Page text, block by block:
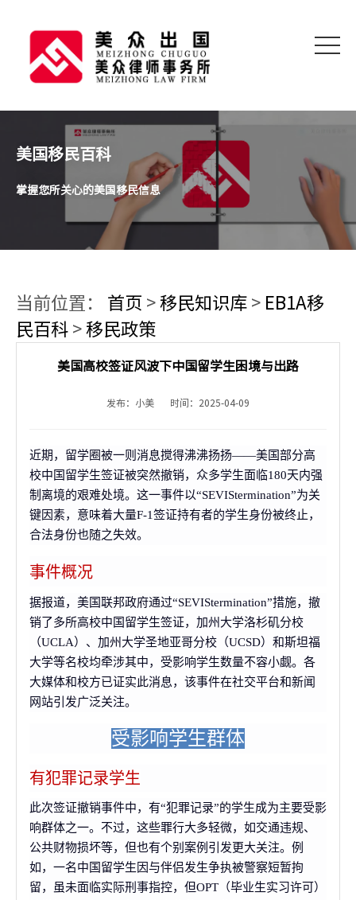
美国移民百科
掌握您所关心的美国移民信息
当前位置： 首页 > 移民知识库 > EB1A移
民百科 > 移民政策
美国高校签证风波下中国留学生困境与出路
发布：小美 时间：2025-04-09
近期，留学圈被一则消息搅得沸沸扬扬——美国部分高
校中国留学生签证被突然撤销，众多学生面临180天内强
制离境的艰难处境。这一事件以“SEVIStermination”为关
键因素，意味着大量F-1签证持有者的学生身份被终止，
合法身份也随之失效。
事件概况
据报道，美国联邦政府通过“SEVIStermination”措施，撤
销了多所高校中国留学生签证，加州大学洛杉矶分校
（UCLA）、加州大学圣地亚哥分校（UCSD）和斯坦福
大学等名校均牵涉其中，受影响学生数量不容小觑。各
大媒体和校方已证实此消息，该事件在社交平台和新闻
网站引发广泛关注。
受影响学生群体
有犯罪记录学生
此次签证撤销事件中，有“犯罪记录”的学生成为主要受影
响群体之一。不过，这些罪行大多轻微，如交通违规、
公共财物损坏等，但也有个别案例引发更大关注。例
如，一名中国留学生因与伴侣发生争执被警察短暂拘
留，虽未面临实际刑事指控，但OPT（毕业生实习许可）